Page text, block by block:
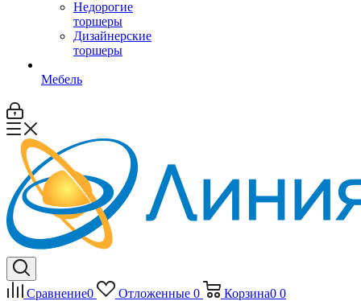
Недорогие
торшеры
Дизайнерские
торшеры
Мебель
Сравнение0 Отложенные 0 Корзина0 0